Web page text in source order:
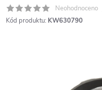
Neohodnoceno
Kód produktu: KW630790